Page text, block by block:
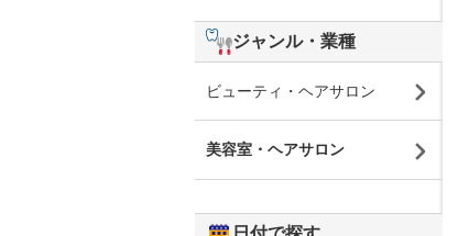
ジャンル・業種
ビューティ・ヘアサロン
美容室・ヘアサロン